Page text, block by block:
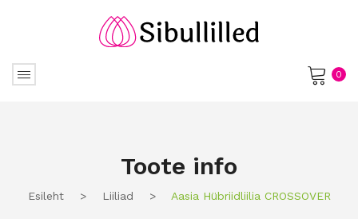
0
Toote info
Esileht > Liiliad > Aasia Hübriidliilia CROSSOVER